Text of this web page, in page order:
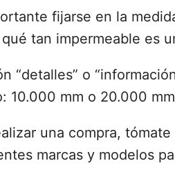
fijarse en la
tan impermeable es
“detalles” o
10.000 mm o 20.000
una compra,
marcas y modelos